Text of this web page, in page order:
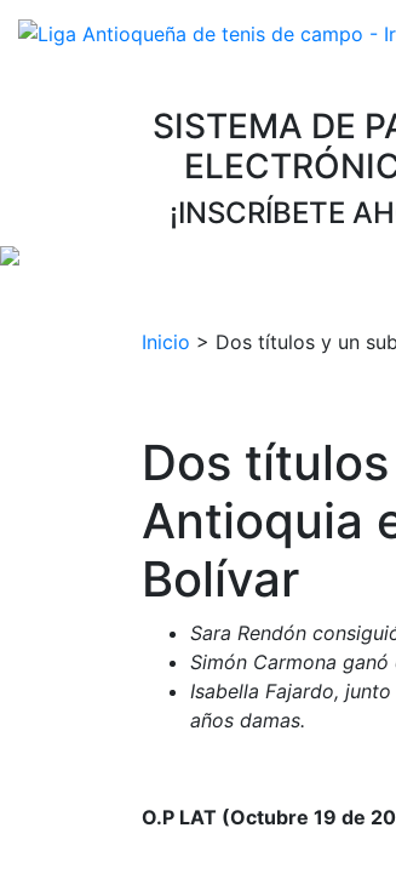
SISTEMA DE
¡INSCRÍBETE
Inicio > Dos títulos y un
Dos
Antioquia
Bolívar
Sara Rendón
Simón Carmona
Isabella Fajardo,
años damas.
O.P LAT (Octubre 19 de